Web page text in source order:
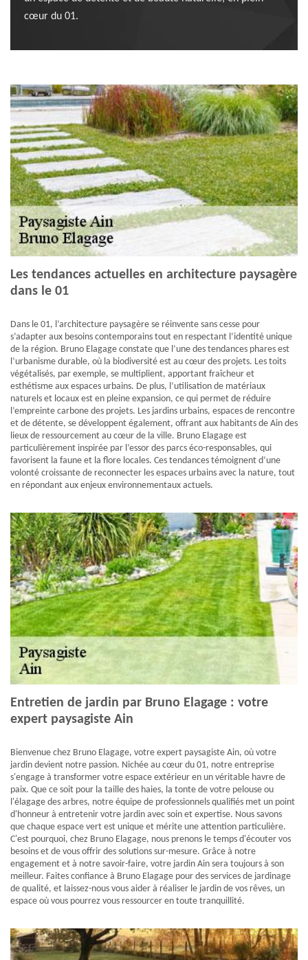
cœur du 01.
Les tendances actuelles en architecture paysagère
dans le 01
Dans le 01, l’architecture paysagère se réinvente sans cesse pour
s’adapter aux besoins contemporains tout en respectant l’identité unique
de la région. Bruno Elagage constate que l’une des tendances phares est
l’urbanisme durable, où la biodiversité est au cœur des projets. Les toits
végétalisés, par exemple, se multiplient, apportant fraîcheur et
esthétisme aux espaces urbains. De plus, l’utilisation de matériaux
naturels et locaux est en pleine expansion, ce qui permet de réduire
l’empreinte carbone des projets. Les jardins urbains, espaces de rencontre
et de détente, se développent également, offrant aux habitants de Ain des
lieux de ressourcement au cœur de la ville. Bruno Elagage est
particulièrement inspirée par l’essor des parcs éco-responsables, qui
favorisent la faune et la flore locales. Ces tendances témoignent d’une
volonté croissante de reconnecter les espaces urbains avec la nature, tout
en répondant aux enjeux environnementaux actuels.
Entretien de jardin par Bruno Elagage : votre
expert paysagiste Ain
Bienvenue chez Bruno Elagage, votre expert paysagiste Ain, où votre
jardin devient notre passion. Nichée au cœur du 01, notre entreprise
s'engage à transformer votre espace extérieur en un véritable havre de
paix. Que ce soit pour la taille des haies, la tonte de votre pelouse ou
l'élagage des arbres, notre équipe de professionnels qualifiés met un point
d'honneur à entretenir votre jardin avec soin et expertise. Nous savons
que chaque espace vert est unique et mérite une attention particulière.
C'est pourquoi, chez Bruno Elagage, nous prenons le temps d'écouter vos
besoins et de vous offrir des solutions sur-mesure. Grâce à notre
engagement et à notre savoir-faire, votre jardin Ain sera toujours à son
meilleur. Faites confiance à Bruno Elagage pour des services de jardinage
de qualité, et laissez-nous vous aider à réaliser le jardin de vos rêves, un
espace où vous pourrez vous ressourcer en toute tranquillité.